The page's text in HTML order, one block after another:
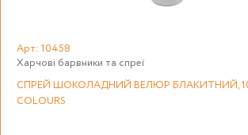
Арт: 10458
Харчові барвники та спреї
СПРЕЙ ШОКОЛАДНИЙ ВЕЛЮР БЛАКИТНИЙ,
COLOURS